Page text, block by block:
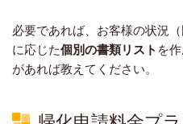
必要であれば、お客様の状況
に応じた個別の書類リスト を
があれば教えてください。